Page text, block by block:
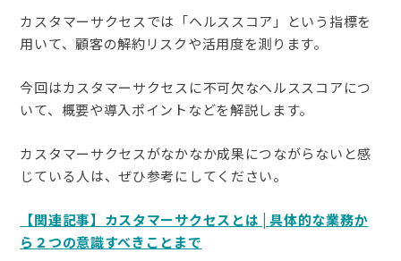
カスタマーサクセスでは「ヘルススコア」という指標を
用いて、顧客の解約リスクや活用度を測ります。
今回はカスタマーサクセスに不可欠なヘルススコアにつ
いて、概要や導入ポイントなどを解説します。
カスタマーサクセスがなかなか成果につながらないと感
じている人は、ぜひ参考にしてください。
【関連記事】カスタマーサクセスとは | 具体的な業務か
ら２つの意識すべきことまで